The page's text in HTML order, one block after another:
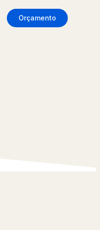
Orçamento